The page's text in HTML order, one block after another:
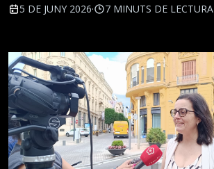
5 DE JUNY 2026· 7 MINUTS DE LECTURA